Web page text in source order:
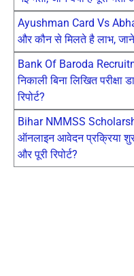
Ayushman Card Vs
और कौन से मिलते है लाभ, जाने
Bank Of Baroda
निकाली बिना लिखित परीक्षा
रिपोर्ट?
Bihar NMMSS
ऑनलाइन आवेदन प्रक्रिया
और पूरी रिपोर्ट?